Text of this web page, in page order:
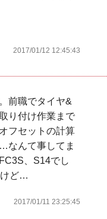
2017/01/12 12:45:43
前職でタイヤ&
り付け作業まで
フセットの計算
なんて事してま
、S14でし
けど…
2017/01/11 23:25:45